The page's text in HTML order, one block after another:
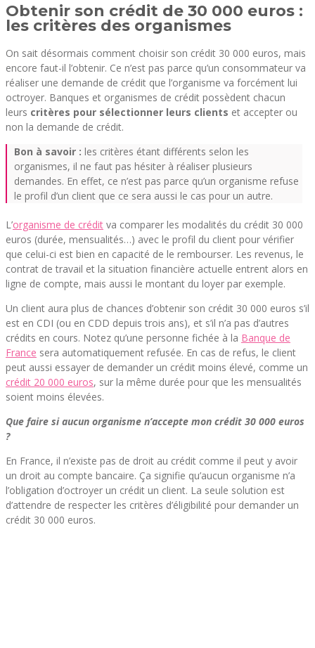
Obtenir son crédit de 30 000 euros :
les critères des organismes
On sait désormais comment choisir son crédit 30 000 euros, mais
encore faut-il l’obtenir. Ce n’est pas parce qu’un consommateur va
réaliser une demande de crédit que l’organisme va forcément lui
octroyer. Banques et organismes de crédit possèdent chacun
leurs critères pour sélectionner leurs clients et accepter ou
non la demande de crédit.
Bon à savoir : les critères étant différents selon les
organismes, il ne faut pas hésiter à réaliser plusieurs
demandes. En effet, ce n’est pas parce qu’un organisme refuse
le profil d’un client que ce sera aussi le cas pour un autre.
L’organisme de crédit va comparer les modalités du crédit 30 000
euros (durée, mensualités…) avec le profil du client pour vérifier
que celui-ci est bien en capacité de le rembourser. Les revenus, le
contrat de travail et la situation financière actuelle entrent alors en
ligne de compte, mais aussi le montant du loyer par exemple.
Un client aura plus de chances d’obtenir son crédit 30 000 euros s’il
est en CDI (ou en CDD depuis trois ans), et s’il n’a pas d’autres
crédits en cours. Notez qu’une personne fichée à la Banque de
France sera automatiquement refusée. En cas de refus, le client
peut aussi essayer de demander un crédit moins élevé, comme un
crédit 20 000 euros, sur la même durée pour que les mensualités
soient moins élevées.
Que faire si aucun organisme n’accepte mon crédit 30 000 euros
?
En France, il n’existe pas de droit au crédit comme il peut y avoir
un droit au compte bancaire. Ça signifie qu’aucun organisme n’a
l’obligation d’octroyer un crédit un client. La seule solution est
d’attendre de respecter les critères d’éligibilité pour demander un
crédit 30 000 euros.